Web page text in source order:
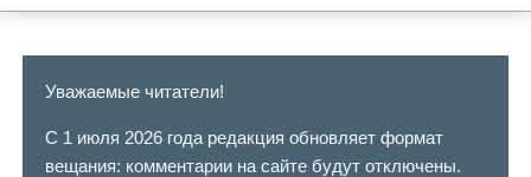
Уважаемые читатели!
С 1 июля 2026 года редакция обновляет формат
вещания: комментарии на сайте будут отключены.